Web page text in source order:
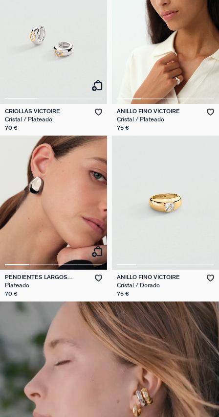
CRIOLLAS VICTOIRE
Cristal / Plateado
70 €
ANILLO FINO VICTOIRE
Cristal / Plateado
75 €
PENDIENTES LARGOS
ODYSSÉE
Plateado
70 €
ANILLO FINO VICTOIRE
Cristal / Dorado
75 €